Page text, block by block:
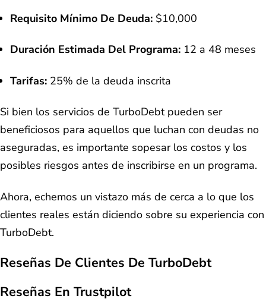
Requisito Mínimo De Deuda: $10,000
Duración Estimada Del Programa: 12 a 48 meses
Tarifas: 25% de la deuda inscrita
Si bien los servicios de TurboDebt pueden ser
beneficiosos para aquellos que luchan con deudas no
aseguradas, es importante sopesar los costos y los
posibles riesgos antes de inscribirse en un programa.
Ahora, echemos un vistazo más de cerca a lo que los
clientes reales están diciendo sobre su experiencia con
TurboDebt.
Reseñas De Clientes De TurboDebt
Reseñas En Trustpilot